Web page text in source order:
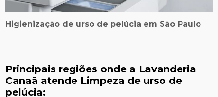
Higienização de urso de pelúcia em São Paulo
Principais regiões onde a Lavanderia
Canaã atende Limpeza de urso de
pelúcia: